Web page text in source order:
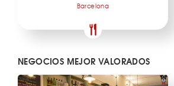
Barcelona
NEGOCIOS MEJOR VALORADOS